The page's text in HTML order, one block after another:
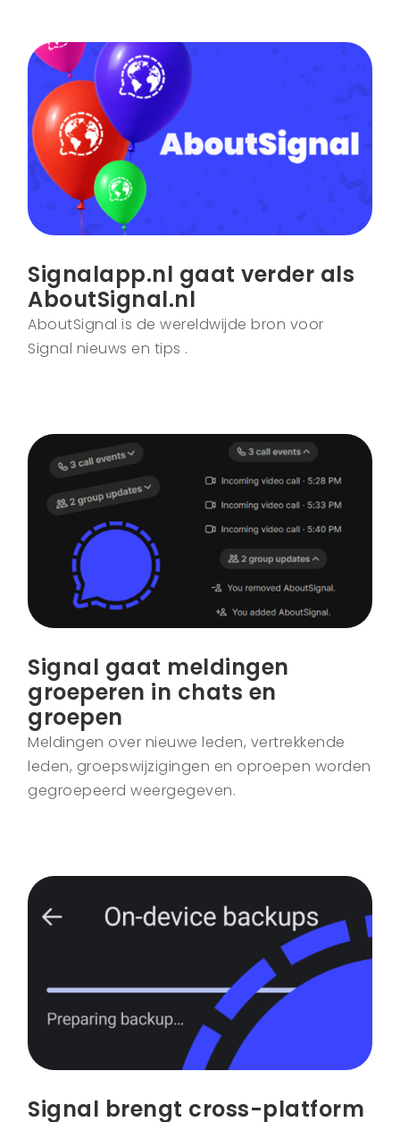
Signalapp.nl gaat verder als
AboutSignal.nl
AboutSignal is de wereldwijde bron voor
Signal nieuws en tips .
Signal gaat meldingen
groeperen in chats en
groepen
Meldingen over nieuwe leden, vertrekkende
leden, groepswijzigingen en oproepen worden
gegroepeerd weergegeven.
Signal brengt cross-platform